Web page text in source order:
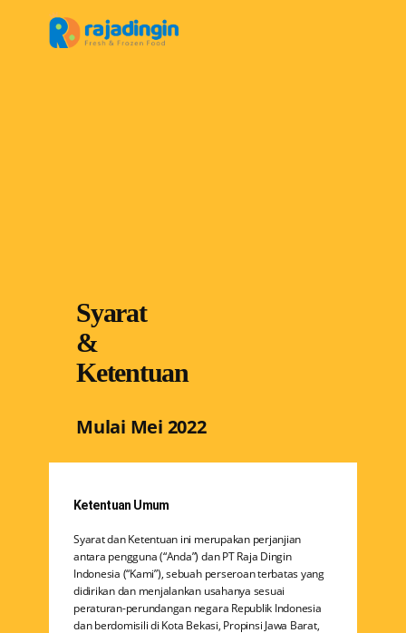
RAJADINGIN TENTANG KAMI
Syarat
&
Ketentuan
Mulai Mei 2022
Ketentuan Umum
Syarat dan Ketentuan ini merupakan perjanjian
antara pengguna (“Anda”) dan PT Raja Dingin
Indonesia (“Kami”), sebuah perseroan terbatas yang
didirikan dan menjalankan usahanya sesuai
peraturan-perundangan negara Republik Indonesia
dan berdomisili di Kota Bekasi, Propinsi Jawa Barat,